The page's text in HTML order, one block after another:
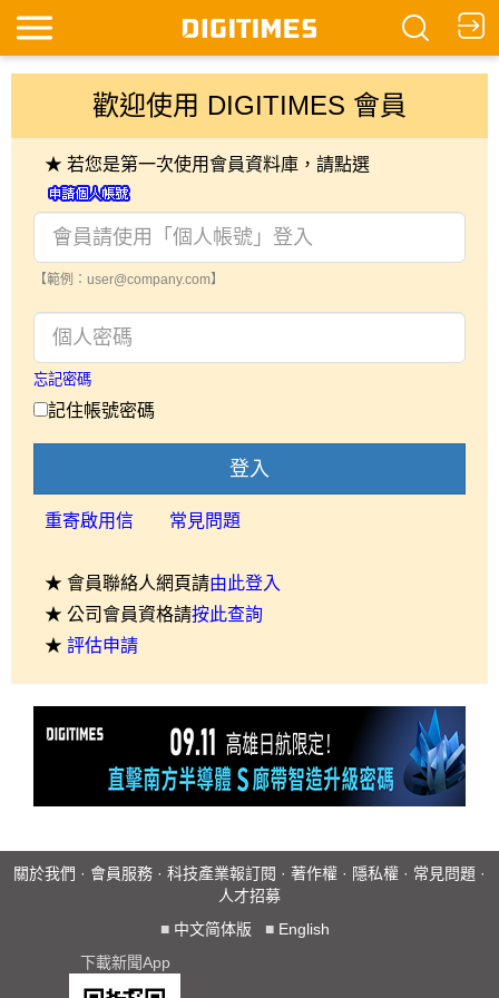
歡迎使用 DIGITIMES 會員
★ 若您是第一次使用會員資料庫，請點選
【範例：user@company.com】
忘記密碼
記住帳號密碼
登入
重寄啟用信 常見問題
★ 會員聯絡人網頁請由此登入
★ 公司會員資格請按此查詢
★ 評估申請
關於我們 · 會員服務 · 科技產業報訂閱 · 著作權 · 隱私權 · 常見問題 ·
人才招募
■ 中文简体版 ■ English
下載新聞App